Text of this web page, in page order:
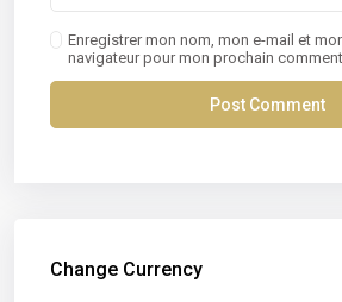
Enregistrer mon nom, mon e-mail et
navigateur pour mon prochain
Change Currency